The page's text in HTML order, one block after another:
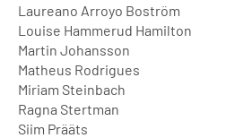
Laureano Arroyo Boström
Louise Hammerud Hamilton
Martin Johansson
Matheus Rodrigues
Miriam Steinbach
Ragna Stertman
Siim Prääts